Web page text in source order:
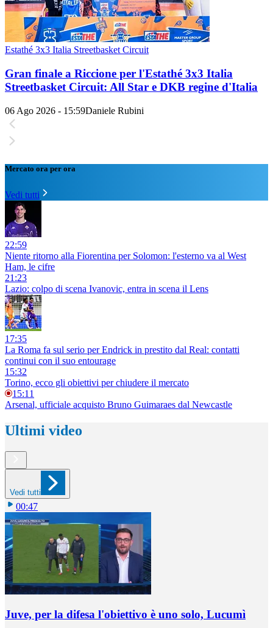
Estathé 3x3 Italia Streetbasket Circuit
Gran finale a Riccione per l'Estathé 3x3 Italia
Streetbasket Circuit: All Star e DKB regine d'Italia
06 Ago 2026 - 15:59Daniele Rubini
Mercato ora per ora
Vedi tutti
22:59
Niente ritorno alla Fiorentina per Solomon: l'esterno va al West
Ham, le cifre
21:23
Lazio: colpo di scena Ivanovic, entra in scena il Lens
17:35
La Roma fa sul serio per Endrick in prestito dal Real: contatti
continui con il suo entourage
15:32
Torino, ecco gli obiettivi per chiudere il mercato
15:11
Arsenal, ufficiale acquisto Bruno Guimaraes dal Newcastle
Ultimi video
Vedi tutti
00:47
Juve, per la difesa l'obiettivo è uno solo, Lucumì